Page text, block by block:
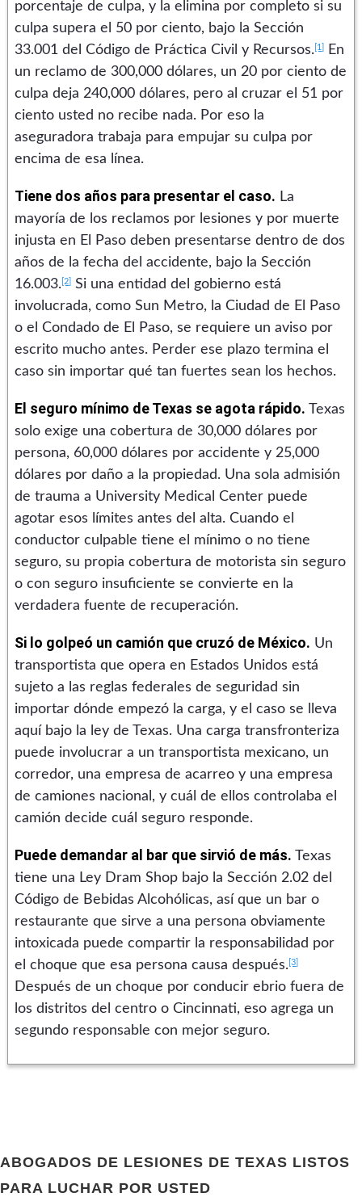
porcentaje de culpa, y la elimina por completo si su
culpa supera el 50 por ciento, bajo la Sección
33.001 del Código de Práctica Civil y Recursos. [1]
En
un reclamo de 300,000 dólares, un 20 por ciento de
culpa deja 240,000 dólares, pero al cruzar el 51 por
ciento usted no recibe nada. Por eso la
aseguradora trabaja para empujar su culpa por
encima de esa línea.
Tiene dos años para presentar el caso. La
mayoría de los reclamos por lesiones y por muerte
injusta en El Paso deben presentarse dentro de dos
años de la fecha del accidente, bajo la Sección
16.003. [2]
Si una entidad del gobierno está
involucrada, como Sun Metro, la Ciudad de El Paso
o el Condado de El Paso, se requiere un aviso por
escrito mucho antes. Perder ese plazo termina el
caso sin importar qué tan fuertes sean los hechos.
El seguro mínimo de Texas se agota rápido. Texas
solo exige una cobertura de 30,000 dólares por
persona, 60,000 dólares por accidente y 25,000
dólares por daño a la propiedad. Una sola admisión
de trauma a University Medical Center puede
agotar esos límites antes del alta. Cuando el
conductor culpable tiene el mínimo o no tiene
seguro, su propia cobertura de motorista sin seguro
o con seguro insuficiente se convierte en la
verdadera fuente de recuperación.
Si lo golpeó un camión que cruzó de México. Un
transportista que opera en Estados Unidos está
sujeto a las reglas federales de seguridad sin
importar dónde empezó la carga, y el caso se lleva
aquí bajo la ley de Texas. Una carga transfronteriza
puede involucrar a un transportista mexicano, un
corredor, una empresa de acarreo y una empresa
de camiones nacional, y cuál de ellos controlaba el
camión decide cuál seguro responde.
Puede demandar al bar que sirvió de más. Texas
tiene una Ley Dram Shop bajo la Sección 2.02 del
Código de Bebidas Alcohólicas, así que un bar o
restaurante que sirve a una persona obviamente
intoxicada puede compartir la responsabilidad por
el choque que esa persona causa después. [3]
Después de un choque por conducir ebrio fuera de
los distritos del centro o Cincinnati, eso agrega un
segundo responsable con mejor seguro.
ABOGADOS DE LESIONES DE TEXAS LISTOS
PARA LUCHAR POR USTED